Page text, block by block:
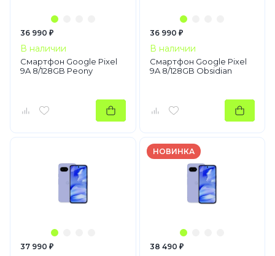
36 990 ₽
В наличии
Смартфон Google Pixel
9A 8/128GB Peony
36 990 ₽
В наличии
Смартфон Google Pixel
9A 8/128GB Obsidian
37 990 ₽
НОВИНКА
38 490 ₽